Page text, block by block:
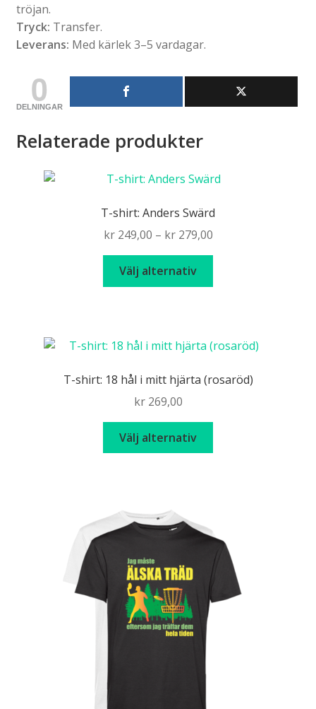
tröjan.
Tryck: Transfer.
Leverans: Med kärlek 3–5 vardagar.
0
DELNINGAR
Relaterade produkter
T-shirt: Anders Swärd
kr249,00 – kr279,00Price
range:
through
Välj alternativ
varianter.
olika
kan
på
T-shirt: 18 hål i mitt hjärta (rosaröd)
kr269,00
Välj alternativ
De
olika
alternativen
väljas